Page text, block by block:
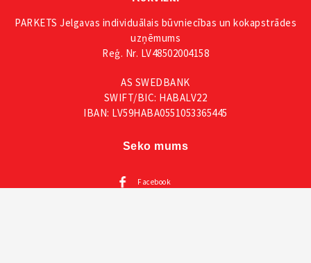
PARKETS Jelgavas individuālais būvniecības un kokapstrādes
uzņēmums
Reģ. Nr. LV48502004158
AS SWEDBANK
SWIFT/BIC: HABALV22
IBAN: LV59HABA0551053365445
Seko mums
Facebook